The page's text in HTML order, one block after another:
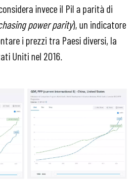
invece il Pil a parità di
power parity), un indicatore
i prezzi tra Paesi diversi, la
Uniti nel 2016.